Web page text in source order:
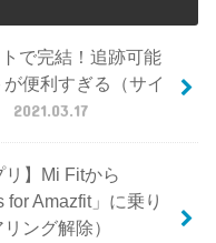
で完結！追跡可能
便利すぎる（サイ
2021.03.17
リ】Mi Fitから
for Amazfit」に乗り
ング解除）